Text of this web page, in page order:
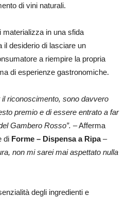
di vini naturali.
in una sfida
il desiderio di lasciare un
a riempire la propria
di esperienze gastronomiche.
riconoscimento, sono davvero
premio e di essere entrato a far
Gambero Rosso”. – Afferma
di Forme – Dispensa a Ripa–
non mi sarei mai aspettato nulla
degli ingredienti e